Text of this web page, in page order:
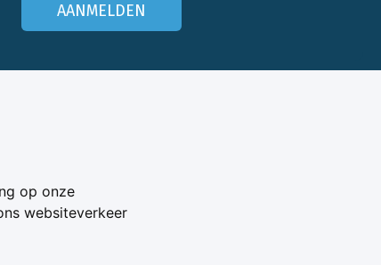
op onze
websiteverkeer
AANMELDEN
Adverteren